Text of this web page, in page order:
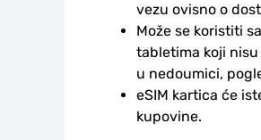
vezu ovisno o
Može se koristiti
tabletima koji
u nedoumici,
eSIM kartica će
kupovine.